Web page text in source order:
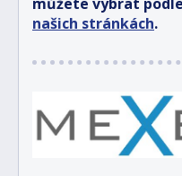
našich stránkách.